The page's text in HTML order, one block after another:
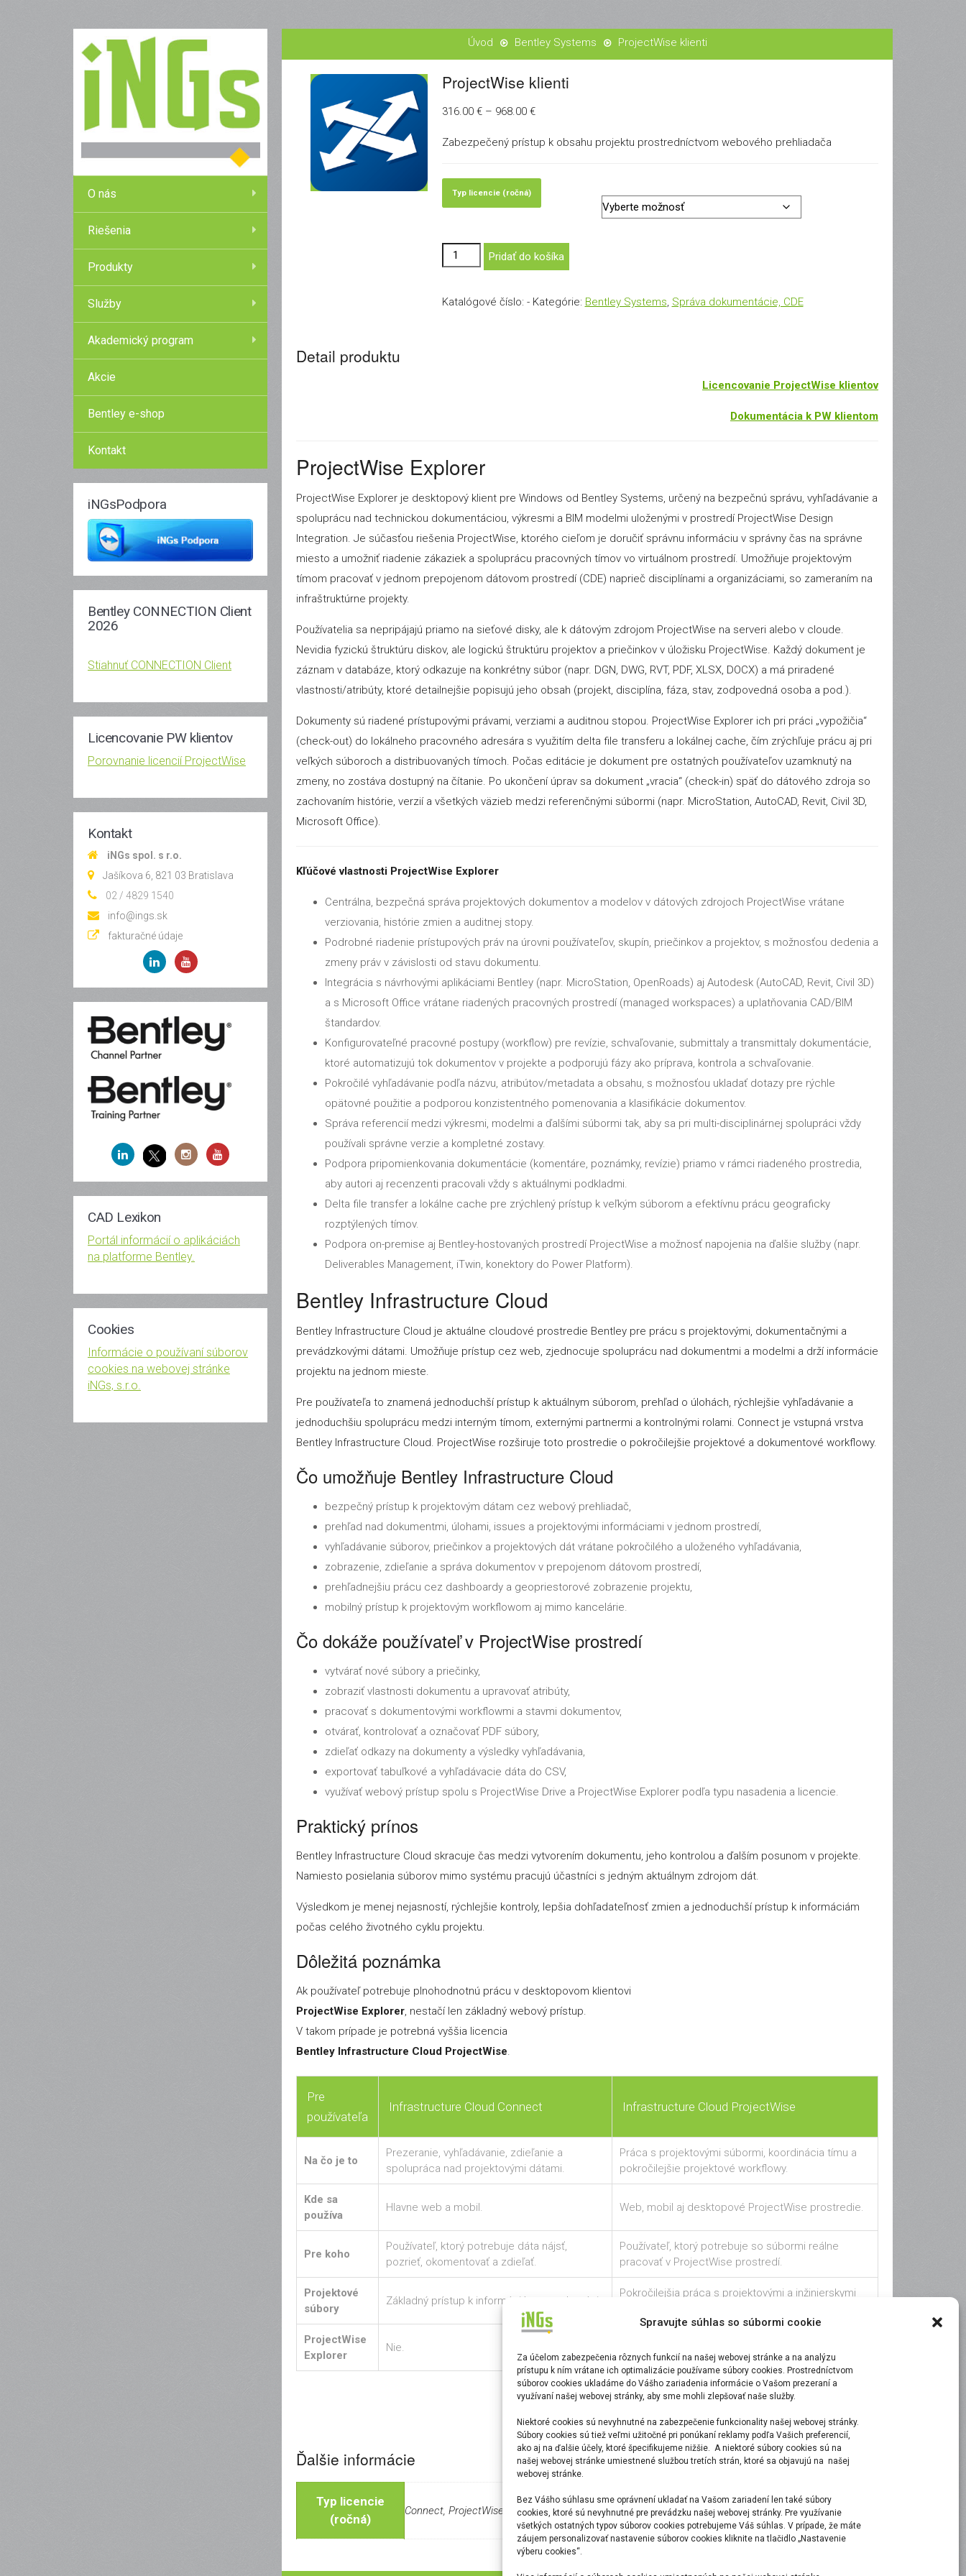
Spravujte súhlas so súbormi cookie
Za účelom zabezpečenia rôznych funkcií na našej webovej stránke a na analýzu
prístupu k ním vrátane ich optimalizácie používame súbory cookies. Prostredníctvom
súborov cookies ukladáme do Vášho zariadenia informácie o Vašom prezeraní a
využívaní našej webovej stránky, aby sme mohli zlepšovať naše služby.
Niektoré cookies sú nevyhnutné na zabezpečenie funkcionality našej webovej stránky.
Súbory cookies sú tiež veľmi užitočné pri ponúkaní reklamy podľa Vašich preferencií,
ako aj na ďalšie účely, ktoré špecifikujeme nižšie. A niektoré súbory cookies sú na
našej webovej stránke umiestnené službou tretích strán, ktoré sa objavujú na našej
webovej stránke.
Bez Vášho súhlasu sme oprávnení ukladať na Vašom zariadení len také súbory
cookies, ktoré sú nevyhnutné pre prevádzku našej webovej stránky. Pre využívanie
všetkých ostatných typov súborov cookies potrebujeme Váš súhlas. V prípade, že máte
záujem personalizovať nastavenie súborov cookies kliknite na tlačidlo „Nastavenie
výberu cookies“.
O nás
Riešenia
Produkty
Služby
Akademický program
Akcie
Bentley e-shop
Kontakt
iNGsPodpora
Bentley CONNECTION Client
2026
Stiahnuť CONNECTION Client
Licencovanie PW klientov
Porovnanie licencií ProjectWise
Kontakt
iNGs spol. s r.o.
Jašíkova 6, 821 03 Bratislava
02 / 4829 1540
info@ings.sk
fakturačné údaje
CAD Lexikon
Portál informácií o aplikáciách
na platforme Bentley.
Cookies
Informácie o používaní súborov
cookies na webovej stránke
iNGs, s.r.o.
Bentley Systems ProjectWise klienti
ProjectWise klienti
316.00 € – 968.00 €Price
316.00 €
Zabezpečený prístup k obsahu projektu prostredníctvom webového prehliadača
Typ licencie (ročná)
Pridať do košíka
Katalógové číslo: - Kategórie: Bentley Systems, Správa dokumentácie, CDE
Detail produktu
Licencovanie ProjectWise klientov
Dokumentácia k PW klientom
ProjectWise Explorer
ProjectWise Explorer je desktopový klient pre Windows od Bentley Systems, určený na bezpečnú správu, vyhľadávanie a
spoluprácu nad technickou dokumentáciou, výkresmi a BIM modelmi uloženými v prostredí ProjectWise Design
Integration. Je súčasťou riešenia ProjectWise, ktorého cieľom je doručiť správnu informáciu v správny čas na správne
miesto a umožniť riadenie zákaziek a spoluprácu pracovných tímov vo virtuálnom prostredí. Umožňuje projektovým
tímom pracovať v jednom prepojenom dátovom prostredí (CDE) naprieč disciplínami a organizáciami, so zameraním na
infraštruktúrne projekty.
Používatelia sa nepripájajú priamo na sieťové disky, ale k dátovým zdrojom ProjectWise na serveri alebo v cloude.
Nevidia fyzickú štruktúru diskov, ale logickú štruktúru projektov a priečinkov v úložisku ProjectWise. Každý dokument je
záznam v databáze, ktorý odkazuje na konkrétny súbor (napr. DGN, DWG, RVT, PDF, XLSX, DOCX) a má priradené
vlastnosti/atribúty, ktoré detailnejšie popisujú jeho obsah (projekt, disciplína, fáza, stav, zodpovedná osoba a pod.).
Dokumenty sú riadené prístupovými právami, verziami a auditnou stopou. ProjectWise Explorer ich pri práci „vypožičia“
(check-out) do lokálneho pracovného adresára s využitím delta file transferu a lokálnej cache, čím zrýchľuje prácu aj pri
veľkých súboroch a distribuovaných tímoch. Počas editácie je dokument pre ostatných používateľov uzamknutý na
zmeny, no zostáva dostupný na čítanie. Po ukončení úprav sa dokument „vracia“ (check-in) späť do dátového zdroja so
zachovaním histórie, verzií a všetkých väzieb medzi referenčnými súbormi (napr. MicroStation, AutoCAD, Revit, Civil 3D,
Microsoft Office).
Kľúčové vlastnosti ProjectWise Explorer
Centrálna, bezpečná správa projektových dokumentov a modelov v dátových zdrojoch ProjectWise vrátane
verziovania, histórie zmien a auditnej stopy.
Podrobné riadenie prístupových práv na úrovni používateľov, skupín, priečinkov a projektov, s možnosťou dedenia a
zmeny práv v závislosti od stavu dokumentu.
Integrácia s návrhovými aplikáciami Bentley (napr. MicroStation, OpenRoads) aj Autodesk (AutoCAD, Revit, Civil 3D)
a s Microsoft Office vrátane riadených pracovných prostredí (managed workspaces) a uplatňovania CAD/BIM
štandardov.
Konfigurovateľné pracovné postupy (workflow) pre revízie, schvaľovanie, submittaly a transmittaly dokumentácie,
ktoré automatizujú tok dokumentov v projekte a podporujú fázy ako príprava, kontrola a schvaľovanie.
Pokročilé vyhľadávanie podľa názvu, atribútov/metadata a obsahu, s možnosťou ukladať dotazy pre rýchle
opätovné použitie a podporou konzistentného pomenovania a klasifikácie dokumentov.
Správa referencií medzi výkresmi, modelmi a ďalšími súbormi tak, aby sa pri multi-disciplinárnej spolupráci vždy
používali správne verzie a kompletné zostavy.
Podpora pripomienkovania dokumentácie (komentáre, poznámky, revízie) priamo v rámci riadeného prostredia,
aby autori aj recenzenti pracovali vždy s aktuálnymi podkladmi.
Delta file transfer a lokálne cache pre zrýchlený prístup k veľkým súborom a efektívnu prácu geograficky
rozptýlených tímov.
Podpora on-premise aj Bentley-hostovaných prostredí ProjectWise a možnosť napojenia na ďalšie služby (napr.
Deliverables Management, iTwin, konektory do Power Platform).
Bentley Infrastructure Cloud
Bentley Infrastructure Cloud je aktuálne cloudové prostredie Bentley pre prácu s projektovými, dokumentačnými a
prevádzkovými dátami. Umožňuje prístup cez web, zjednocuje spoluprácu nad dokumentmi a modelmi a drží informácie
projektu na jednom mieste.
Pre používateľa to znamená jednoduchší prístup k aktuálnym súborom, prehľad o úlohách, rýchlejšie vyhľadávanie a
jednoduchšiu spoluprácu medzi interným tímom, externými partnermi a kontrolnými rolami. Connect je vstupná vrstva
Bentley Infrastructure Cloud. ProjectWise rozširuje toto prostredie o pokročilejšie projektové a dokumentové workflowy.
Čo umožňuje Bentley Infrastructure Cloud
bezpečný prístup k projektovým dátam cez webový prehliadač,
prehľad nad dokumentmi, úlohami, issues a projektovými informáciami v jednom prostredí,
vyhľadávanie súborov, priečinkov a projektových dát vrátane pokročilého a uloženého vyhľadávania,
zobrazenie, zdieľanie a správa dokumentov v prepojenom dátovom prostredí,
prehľadnejšiu prácu cez dashboardy a geopriestorové zobrazenie projektu,
mobilný prístup k projektovým workflowom aj mimo kancelárie.
Čo dokáže používateľ v ProjectWise prostredí
vytvárať nové súbory a priečinky,
zobraziť vlastnosti dokumentu a upravovať atribúty,
pracovať s dokumentovými workflowmi a stavmi dokumentov,
otvárať, kontrolovať a označovať PDF súbory,
zdieľať odkazy na dokumenty a výsledky vyhľadávania,
exportovať tabuľkové a vyhľadávacie dáta do CSV,
využívať webový prístup spolu s ProjectWise Drive a ProjectWise Explorer podľa typu nasadenia a licencie.
Praktický prínos
Bentley Infrastructure Cloud skracuje čas medzi vytvorením dokumentu, jeho kontrolou a ďalším posunom v projekte.
Namiesto posielania súborov mimo systému pracujú účastníci s jedným aktuálnym zdrojom dát.
Výsledkom je menej nejasností, rýchlejšie kontroly, lepšia dohľadateľnosť zmien a jednoduchší prístup k informáciám
počas celého životného cyklu projektu.
Dôležitá poznámka
Ak používateľ potrebuje plnohodnotnú prácu v desktopovom klientovi
ProjectWise Explorer, nestačí len základný webový prístup.
V takom prípade je potrebná vyššia licencia
Bentley Infrastructure Cloud ProjectWise.
Pre
používateľa
Infrastructure Cloud Connect Infrastructure Cloud ProjectWise
Na čo je to
Prezeranie, vyhľadávanie, zdieľanie a
spolupráca nad projektovými dátami.
Práca s projektovými súbormi, koordinácia tímu a
pokročilejšie projektové workflowy.
Kde sa
používa
Hlavne web a mobil. Web, mobil aj desktopové ProjectWise prostredie.
Pre koho
Používateľ, ktorý potrebuje dáta nájsť,
pozrieť, okomentovať a zdieľať.
Používateľ, ktorý potrebuje so súbormi reálne
pracovať v ProjectWise prostredí.
Projektové
súbory
Základný prístup k informáciám a spolupráci.
Pokročilejšia práca s projektovými a inžinierskymi
ProjectWise
Explorer
Nie.
Ďalšie informácie
Typ licencie
(ročná)
Connect, ProjectWise